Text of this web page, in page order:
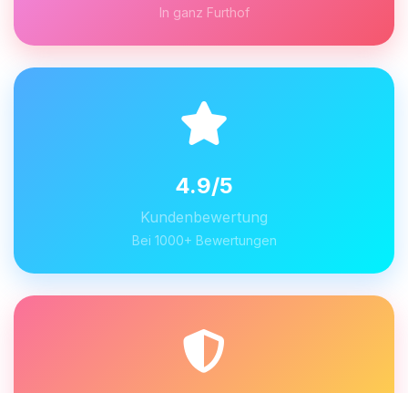
In ganz Furthof
4.9/5
Kundenbewertung
Bei 1000+ Bewertungen